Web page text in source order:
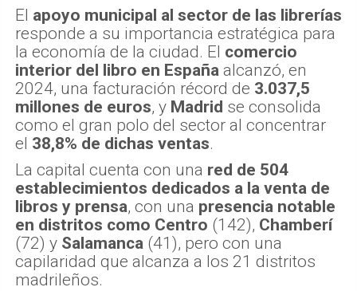
El apoyo municipal al sector de las librerías
responde a su importancia estratégica para
la economía de la ciudad. El comercio
interior del libro en España alcanzó, en
2024, una facturación récord de 3.037,5
millones de euros, y Madrid se consolida
como el gran polo del sector al concentrar
el 38,8% de dichas ventas.
La capital cuenta con una red de 504
establecimientos dedicados a la venta de
libros y prensa, con una presencia notable
en distritos como Centro (142), Chamberí
(72) y Salamanca (41), pero con una
capilaridad que alcanza a los 21 distritos
madrileños.